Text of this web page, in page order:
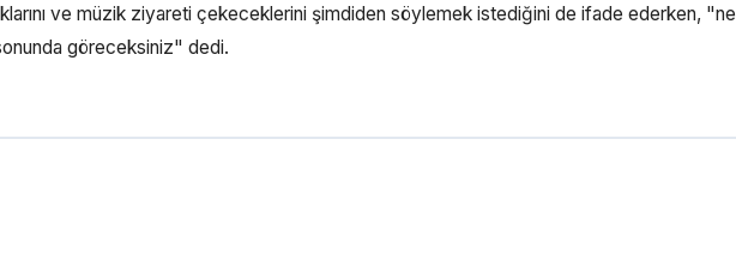
ve müzik ziyareti çekeceklerini şimdiden söylemek istediğini de ifade ederken, "ne
göreceksiniz" dedi.